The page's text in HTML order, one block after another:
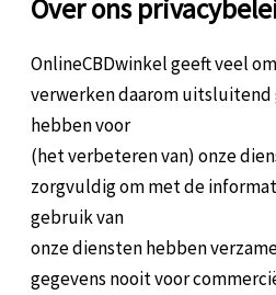
Over ons
OnlineCBDwinkel geeft veel
verwerken daarom uitsluitend
hebben voor
(het verbeteren van) onze
zorgvuldig om met de
gebruik van
onze diensten hebben
gegevens nooit voor